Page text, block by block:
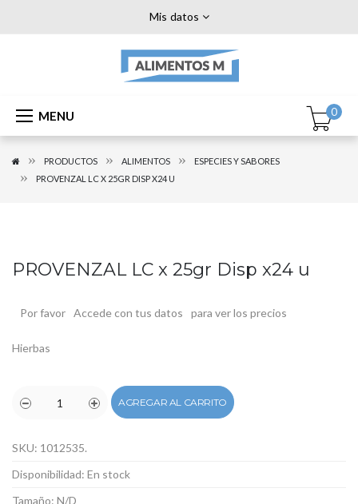
Mis datos
MENU 0
PRODUCTOS ALIMENTOS
ESPECIES Y SABORES
PROVENZAL LC X 25GR DISP X24 U
PROVENZAL LC x 25gr Disp x24 u
Por favor Accede con tus datos para ver los precios
Hierbas
AGREGAR AL CARRITO
SKU: 1012535.
Disponibilidad: En stock
Tamaño: N/D